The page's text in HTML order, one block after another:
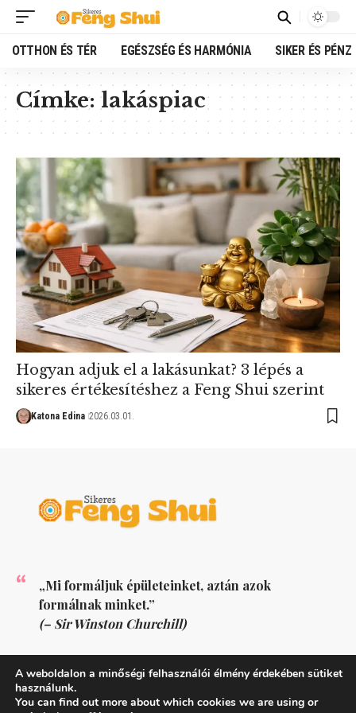
OTTHON ÉS TÉR EGÉSZSÉG ÉS HARMÓNIA SIKER ÉS PÉNZ
Címke:lakáspiac
Hogyan adjuk el a lakásunkat? 3 lépés a
sikeres értékesítéshez a Feng Shui szerint
Katona Edina 2026.03.01.
„Mi formáljuk épületeinket, aztán azok
formálnak minket.”
(– Sir Winston Churchill)
A weboldalon a minőségi felhasználói élmény érdekében sütiket
használunk.
You can find out more about which cookies we are using or